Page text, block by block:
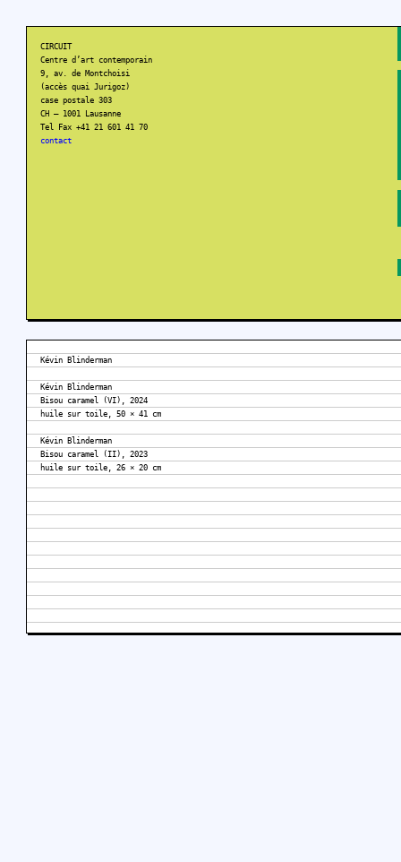
CIRCUIT
Centre d’art contemporain
9, av. de Montchoisi
(accès quai Jurigoz)
case postale 303
CH – 1001 Lausanne
Tel Fax +41 21 601 41 70
contact
Kévin Blinderman
Kévin Blinderman
Bisou caramel (VI), 2024
huile sur toile, 50 × 41 cm
Kévin Blinderman
Bisou caramel (II), 2023
huile sur toile, 26 × 20 cm